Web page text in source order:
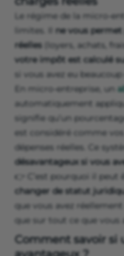
Le régime de la micro-
limites. Il ne vous permet
réelles (loyers, achats,
votre impôt est calculé
si vous avez eu beaucoup
En micro-entreprise, un
automatiquement
signifie qu’un
est considéré comme
dépenses réelles. Ce
désavantageux si vous
👉 C’est pourquoi il peut
changer de statut
que vous avez
que sur tout ce que vous
Comment savoir si